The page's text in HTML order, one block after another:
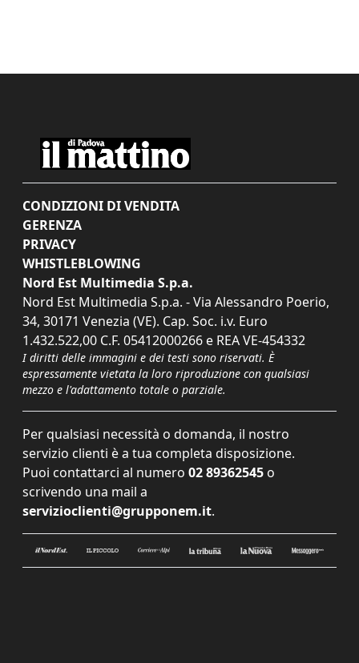
CONDIZIONI DI VENDITA
GERENZA
PRIVACY
WHISTLEBLOWING
Nord Est Multimedia S.p.a.
Nord Est Multimedia S.p.a. - Via Alessandro Poerio,
34, 30171 Venezia (VE). Cap. Soc. i.v. Euro
1.432.522,00 C.F. 05412000266 e REA VE-454332
I diritti delle immagini e dei testi sono riservati. È
espressamente vietata la loro riproduzione con qualsiasi
mezzo e l'adattamento totale o parziale.
Per qualsiasi necessità o domanda, il nostro
servizio clienti è a tua completa disposizione.
Puoi contattarci al numero 02 89362545 o
scrivendo una mail a
servizioclienti@grupponem.it.